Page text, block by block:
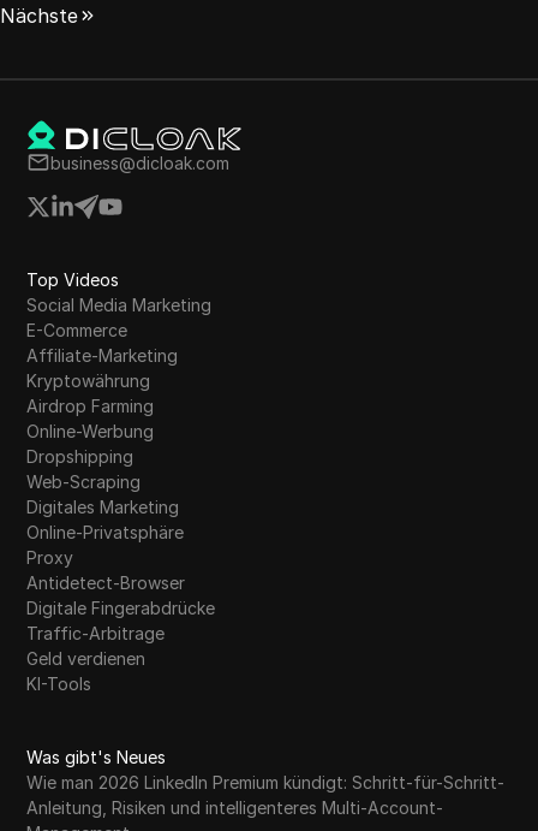
Nächste
business@dicloak.com
Top Videos
Social Media Marketing
E-Commerce
Affiliate-Marketing
Kryptowährung
Airdrop Farming
Online-Werbung
Dropshipping
Web-Scraping
Digitales Marketing
Online-Privatsphäre
Proxy
Antidetect-Browser
Digitale Fingerabdrücke
Traffic-Arbitrage
Geld verdienen
KI-Tools
Was gibt's Neues
Wie man 2026 LinkedIn Premium kündigt: Schritt-für-Schritt-
Anleitung, Risiken und intelligenteres Multi-Account-